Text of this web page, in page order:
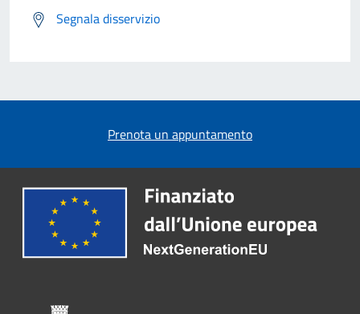
Segnala disservizio
Prenota un appuntamento